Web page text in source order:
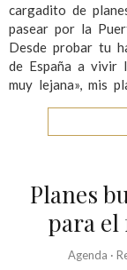
cargadito de
pasear por la
Desde probar tu
de España a vivir
muy lejana», mis
Planes
para el
Agenda ·